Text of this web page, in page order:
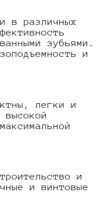
в различных
зубьями.
и
легки и
и
и винтовые